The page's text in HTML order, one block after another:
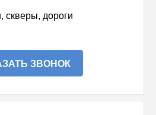
скверы, дороги
ЗВОНОК